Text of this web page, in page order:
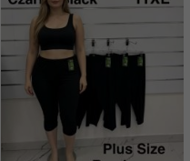
Materiały reklamowo -
szczególności newslettera
zawierającego akceptację
naszym Sklepie. Materiały te
Wszelkie pytania, wnioski i
osobowych prosimy zgłaszać